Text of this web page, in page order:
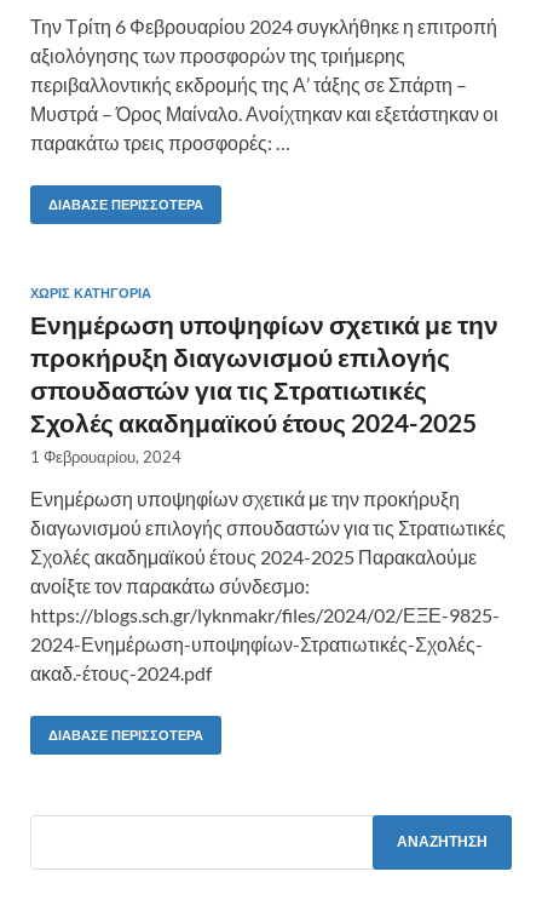
Την Τρίτη 6 Φεβρουαρίου 2024 συγκλήθηκε η επιτροπή
αξιολόγησης των προσφορών της τριήμερης
περιβαλλοντικής εκδρομής της Α’ τάξης σε Σπάρτη –
Μυστρά – Όρος Μαίναλο. Ανοίχτηκαν και εξετάστηκαν οι
παρακάτω τρεις προσφορές: …
ΔΙΆΒΑΣΕ ΠΕΡΙΣΣΌΤΕΡΑ
ΧΩΡΊΣ ΚΑΤΗΓΟΡΊΑ
Ενημέρωση υποψηφίων σχετικά με την
προκήρυξη διαγωνισμού επιλογής
σπουδαστών για τις Στρατιωτικές
Σχολές ακαδημαϊκού έτους 2024-2025
1 Φεβρουαρίου, 2024
Ενημέρωση υποψηφίων σχετικά με την προκήρυξη
διαγωνισμού επιλογής σπουδαστών για τις Στρατιωτικές
Σχολές ακαδημαϊκού έτους 2024-2025 Παρακαλούμε
ανοίξτε τον παρακάτω σύνδεσμο:
https://blogs.sch.gr/lyknmakr/files/2024/02/ΕΞΕ-9825-
2024-Ενημέρωση-υποψηφίων-Στρατιωτικές-Σχολές-
ακαδ.-έτους-2024.pdf
ΔΙΆΒΑΣΕ ΠΕΡΙΣΣΌΤΕΡΑ